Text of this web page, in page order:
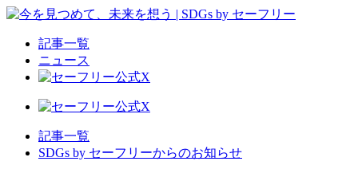
記事一覧
ニュース
記事一覧
SDGs by セーフリーからのお知らせ